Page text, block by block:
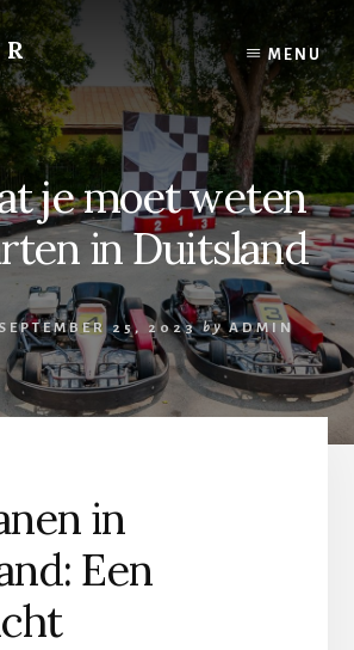
MENU
je moet weten
in Duitsland
SEPTEMBER 25, 2023 by ADMIN
in
Een